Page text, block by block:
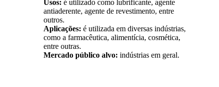
Usos: é utilizado como lubrificante, agente
antiaderente, agente de revestimento, entre
outros.
Aplicações: é utilizada em diversas indústrias,
como a farmacêutica, alimentícia, cosmética,
entre outras.
Mercado público alvo: indústrias em geral.